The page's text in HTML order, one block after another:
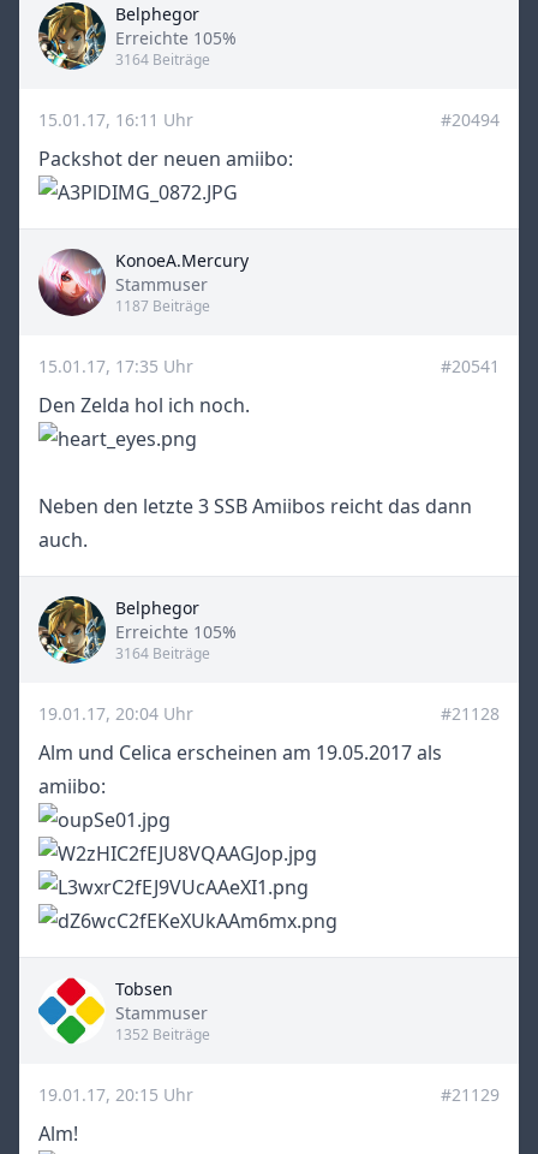
Belphegor
Title
Erreichte 105%
3164 Beiträge
15.01.17, 16:11 Uhr #20494
Packshot der neuen amiibo:
KonoeA.Mercury
Title
Stammuser
1187 Beiträge
15.01.17, 17:35 Uhr #20541
Den Zelda hol ich noch.
Neben den letzte 3 SSB Amiibos reicht das dann
auch.
Belphegor
Title
Erreichte 105%
3164 Beiträge
19.01.17, 20:04 Uhr #21128
Alm und Celica erscheinen am 19.05.2017 als
amiibo:
Tobsen
Title
Stammuser
1352 Beiträge
19.01.17, 20:15 Uhr #21129
Alm!